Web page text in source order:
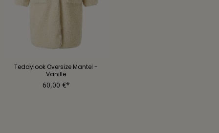
Teddylook Oversize Mantel -
Vanille
60,00 €*